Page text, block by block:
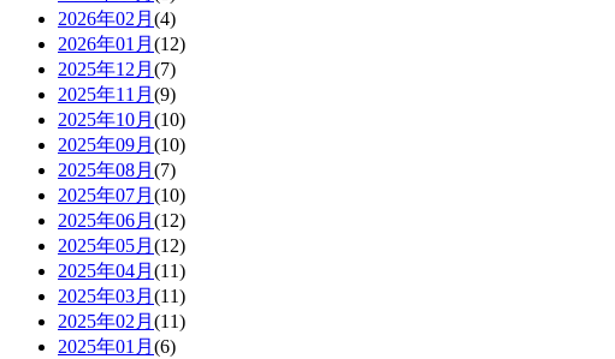
2026年02月 (4)
2026年01月 (12)
2025年12月 (7)
2025年11月 (9)
2025年10月 (10)
2025年09月 (10)
2025年08月 (7)
2025年07月 (10)
2025年06月 (12)
2025年05月 (12)
2025年04月 (11)
2025年03月 (11)
2025年02月 (11)
2025年01月 (6)